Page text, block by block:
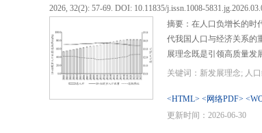
达成多向度的系统性治理
策略首先是厘清国家战略
众期望，凝聚利益相关主
开放治理必须积极作为的
规划，构建去中心化的组
网络协同治理的比较优势
机制和生态共保联治，促
2026, 32(2): 57-69. DOI: 10.11835/j.issn.1008-
摘要：在人口负增长的时
代我国人口与经济关系的
展理念既是引领高质量发
角。从内涵特征看，新时
位和发展进程，以人口数
展理念为导向，通过政策
<HTML> <网络PDF>
更新时间：2026-06-30